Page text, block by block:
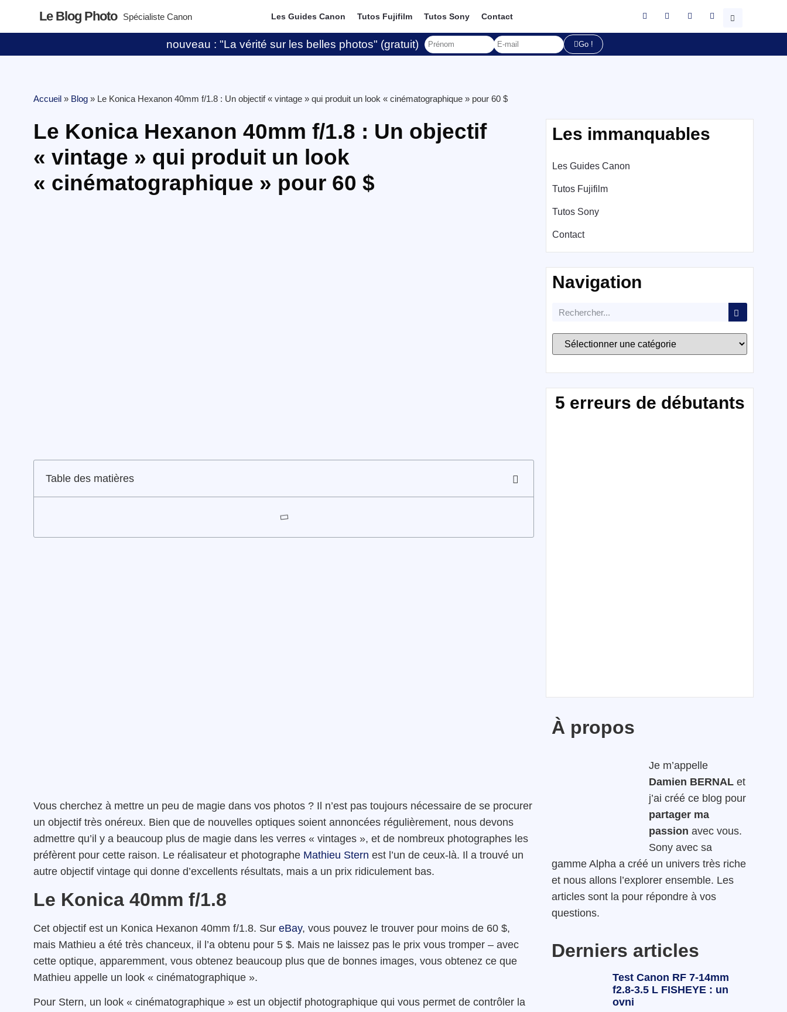
Le Blog Photo Spécialiste Canon Les Guides Canon Tutos Fujifilm Tutos Sony Contact
nouveau : "La vérité sur les belles photos" (gratuit) Go !
Accueil » Blog » Le Konica Hexanon 40mm f/1.8 : Un objectif « vintage » qui produit un look « cinématographique » pour 60 $
Le Konica Hexanon 40mm f/1.8 : Un objectif
« vintage » qui produit un look
« cinématographique » pour 60 $
Table des matières
Vous cherchez à mettre un peu de magie dans vos photos ? Il n’est pas toujours nécessaire de se procurer
un objectif très onéreux. Bien que de nouvelles optiques soient annoncées régulièrement, nous devons
admettre qu’il y a beaucoup plus de magie dans les verres « vintages », et de nombreux photographes les
préfèrent pour cette raison. Le réalisateur et photographe Mathieu Stern est l’un de ceux-là. Il a trouvé un
autre objectif vintage qui donne d’excellents résultats, mais a un prix ridiculement bas.
Le Konica 40mm f/1.8
Cet objectif est un Konica Hexanon 40mm f/1.8. Sur eBay, vous pouvez le trouver pour moins de 60 $,
mais Mathieu a été très chanceux, il l’a obtenu pour 5 $. Mais ne laissez pas le prix vous tromper – avec
cette optique, apparemment, vous obtenez beaucoup plus que de bonnes images, vous obtenez ce que
Mathieu appelle un look « cinématographique ».
Pour Stern, un look « cinématographique » est un objectif photographique qui vous permet de contrôler la
Les immanquables
Les Guides Canon
Tutos Fujifilm
Tutos Sony
Contact
Navigation
5 erreurs de débutants
À propos
Je m’appelle
Damien BERNAL et
j’ai créé ce blog pour
partager ma
passion avec vous.
Sony avec sa
gamme Alpha a créé un univers très riche
et nous allons l’explorer ensemble. Les
articles sont la pour répondre à vos
questions.
Derniers articles
Test Canon RF 7-14mm
f2.8-3.5 L FISHEYE : un
ovni